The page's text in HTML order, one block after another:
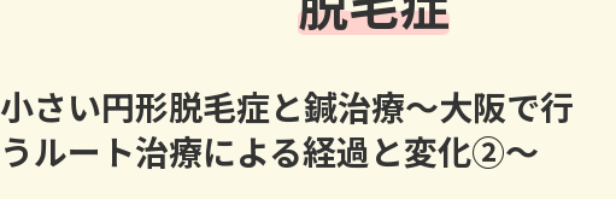
小さい円形脱毛症と鍼治療～大阪で行
うルート治療による経過と変化②～